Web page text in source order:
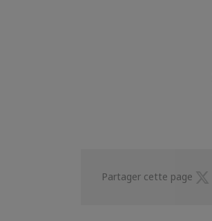
Partager cette page